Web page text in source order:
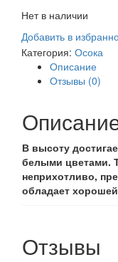
Нет в наличии
Добавить в
Категория: Осока
Описание
Отзывы (0)
В высоту
белыми цветами.
неприхотливо,
обладает
Отзывы